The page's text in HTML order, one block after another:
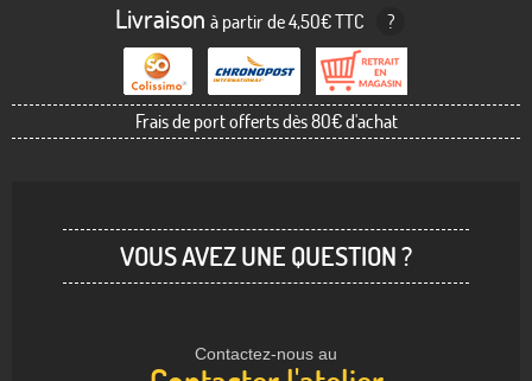
Livraison à partir de 4,50€ TTC ?
Frais de port offerts dès 80€ d'achat
VOUS AVEZ UNE QUESTION ?
Contactez-nous au